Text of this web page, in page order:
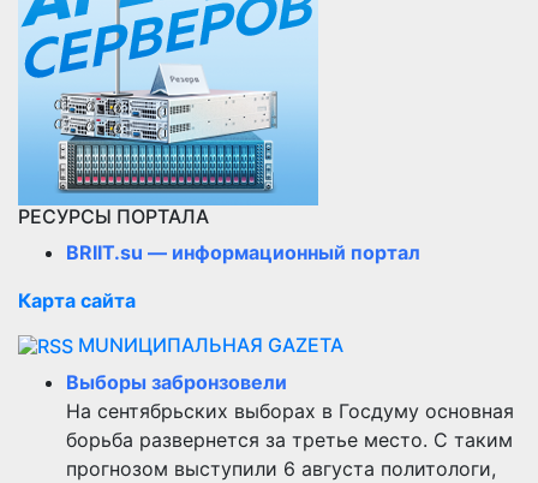
РЕСУРСЫ ПОРТАЛА
BRIIT.su — информационный портал
Карта сайта
MUNИЦИПАЛЬНАЯ GAZЕТА
Выборы забронзовели
На сентябрьских выборах в Госдуму основная
борьба развернется за третье место. С таким
прогнозом выступили 6 августа политологи,